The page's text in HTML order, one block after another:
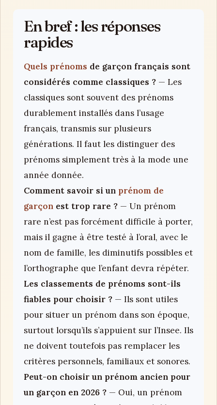
En bref : les réponses
rapides
Quels prénoms de garçon français sont
considérés comme classiques ? — Les
classiques sont souvent des prénoms
durablement installés dans l’usage
français, transmis sur plusieurs
générations. Il faut les distinguer des
prénoms simplement très à la mode une
année donnée.
Comment savoir si un prénom de
garçon est trop rare ? — Un prénom
rare n’est pas forcément difficile à porter,
mais il gagne à être testé à l’oral, avec le
nom de famille, les diminutifs possibles et
l’orthographe que l’enfant devra répéter.
Les classements de prénoms sont-ils
fiables pour choisir ? — Ils sont utiles
pour situer un prénom dans son époque,
surtout lorsqu’ils s’appuient sur l’Insee. Ils
ne doivent toutefois pas remplacer les
critères personnels, familiaux et sonores.
Peut-on choisir un prénom ancien pour
un garçon en 2026 ? — Oui, un prénom